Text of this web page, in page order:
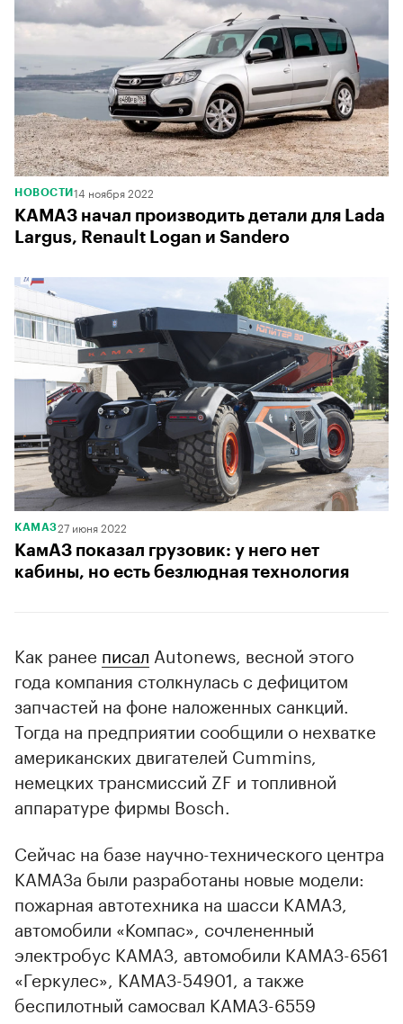
НОВОСТИ 14 ноября 2022
КАМАЗ начал производить детали для Lada
Largus, Renault Logan и Sandero
КАМАЗ27 июня 2022
КамАЗ показал грузовик: у него нет
кабины, но есть безлюдная технология
Как ранее писал Autonews, весной этого
года компания столкнулась с дефицитом
запчастей на фоне наложенных санкций.
Тогда на предприятии сообщили о нехватке
американских двигателей Cummins,
немецких трансмиссий ZF и топливной
аппаратуре фирмы Bosch.
Сейчас на базе научно-технического центра
КАМАЗа были разработаны новые модели:
пожарная автотехника на шасси КАМАЗ,
автомобили «Компас», сочлененный
электробус КАМАЗ, автомобили КАМАЗ-6561
«Геркулес», КАМАЗ-54901, а также
беспилотный самосвал КАМАЗ-6559